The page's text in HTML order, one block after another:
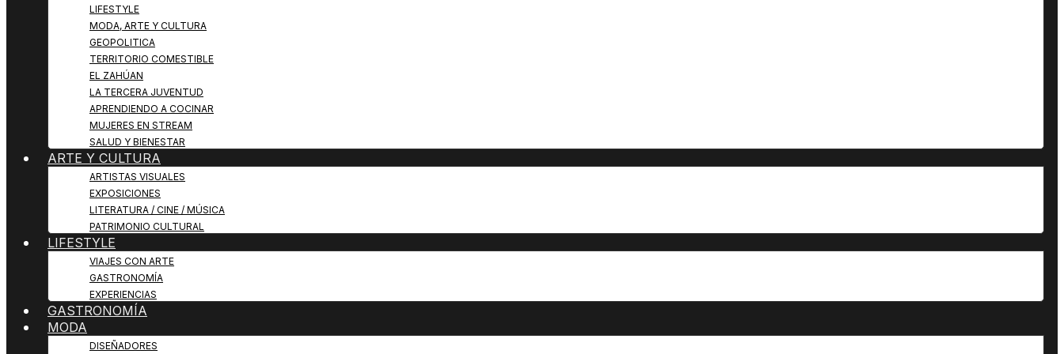
LIFESTYLE
MODA, ARTE Y CULTURA
GEOPOLITICA
TERRITORIO COMESTIBLE
EL ZAHÚAN
LA TERCERA JUVENTUD
APRENDIENDO A COCINAR
MUJERES EN STREAM
SALUD Y BIENESTAR
ARTE Y CULTURA
ARTISTAS VISUALES
EXPOSICIONES
LITERATURA / CINE / MÚSICA
PATRIMONIO CULTURAL
LIFESTYLE
VIAJES CON ARTE
GASTRONOMÍA
EXPERIENCIAS
GASTRONOMÍA
MODA
DISEÑADORES